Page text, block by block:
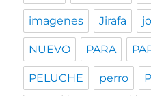
imagenes Jirafa
NUEVO PARA
PELUCHE perro